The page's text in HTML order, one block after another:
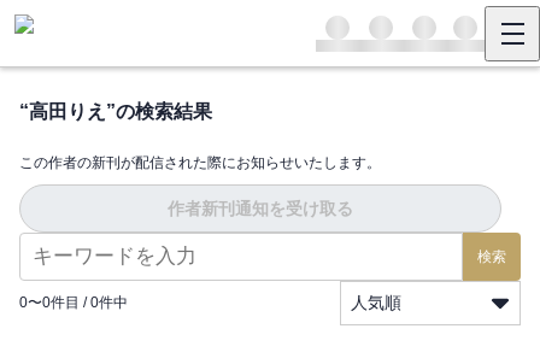
“高田りえ ”の検索結果
この作者の新刊が配信された際にお知らせいたします。
作者新刊通知を受け取る
検索
0〜0件目 / 0件中 人気順